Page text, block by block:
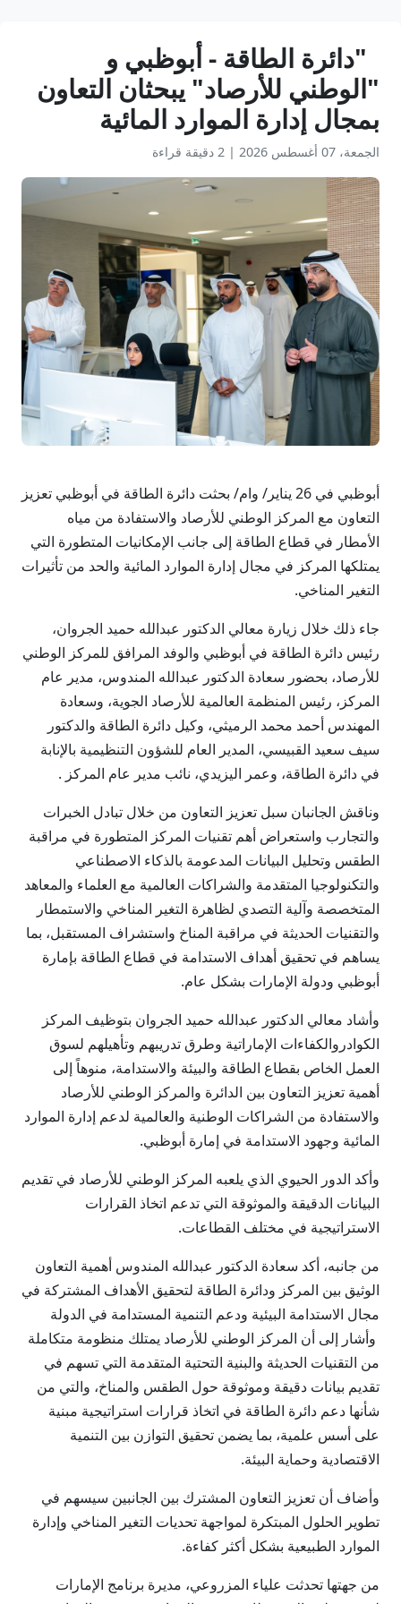
"دائرة الطاقة - أبوظبي و
"الوطني للأرصاد" يبحثان التعاون
بمجال إدارة الموارد المائية
الجمعة، 07 أغسطس 2026 | 2 دقيقة قراءة
أبوظبي في 26 يناير/ وام/ بحثت دائرة الطاقة في أبوظبي تعزيز
التعاون مع المركز الوطني للأرصاد والاستفادة من مياه
الأمطار في قطاع الطاقة إلى جانب الإمكانيات المتطورة التي
يمتلكها المركز في مجال إدارة الموارد المائية والحد من تأثيرات
التغير المناخي.
جاء ذلك خلال زيارة معالي الدكتور عبدالله حميد الجروان،
رئيس دائرة الطاقة في أبوظبي والوفد المرافق للمركز الوطني
للأرصاد، بحضور سعادة الدكتور عبدالله المندوس، مدير عام
المركز، رئيس المنظمة العالمية للأرصاد الجوية، وسعادة
المهندس أحمد محمد الرميثي، وكيل دائرة الطاقة والدكتور
سيف سعيد القبيسي، المدير العام للشؤون التنظيمية بالإنابة
في دائرة الطاقة، وعمر اليزيدي، نائب مدير عام المركز .
وناقش الجانبان سبل تعزيز التعاون من خلال تبادل الخبرات
والتجارب واستعراض أهم تقنيات المركز المتطورة في مراقبة
الطقس وتحليل البيانات المدعومة بالذكاء الاصطناعي
والتكنولوجيا المتقدمة والشراكات العالمية مع العلماء والمعاهد
المتخصصة وآلية التصدي لظاهرة التغير المناخي والاستمطار
والتقنيات الحديثة في مراقبة المناخ واستشراف المستقبل، بما
يساهم في تحقيق أهداف الاستدامة في قطاع الطاقة بإمارة
أبوظبي ودولة الإمارات بشكل عام.
وأشاد معالي الدكتور عبدالله حميد الجروان بتوظيف المركز
الكوادروالكفاءات الإماراتية وطرق تدريبهم وتأهيلهم لسوق
العمل الخاص بقطاع الطاقة والبيئة والاستدامة، منوهاً إلى
أهمية تعزيز التعاون بين الدائرة والمركز الوطني للأرصاد
والاستفادة من الشراكات الوطنية والعالمية لدعم إدارة الموارد
المائية وجهود الاستدامة في إمارة أبوظبي.
وأكد الدور الحيوي الذي يلعبه المركز الوطني للأرصاد في تقديم
البيانات الدقيقة والموثوقة التي تدعم اتخاذ القرارات
الاستراتيجية في مختلف القطاعات.
من جانبه، أكد سعادة الدكتور عبدالله المندوس أهمية التعاون
الوثيق بين المركز ودائرة الطاقة لتحقيق الأهداف المشتركة في
مجال الاستدامة البيئية ودعم التنمية المستدامة في الدولة
وأشار إلى أن المركز الوطني للأرصاد يمتلك منظومة متكاملة
من التقنيات الحديثة والبنية التحتية المتقدمة التي تسهم في
تقديم بيانات دقيقة وموثوقة حول الطقس والمناخ، والتي من
شأنها دعم دائرة الطاقة في اتخاذ قرارات استراتيجية مبنية
على أسس علمية، بما يضمن تحقيق التوازن بين التنمية
الاقتصادية وحماية البيئة.
وأضاف أن تعزيز التعاون المشترك بين الجانبين سيسهم في
تطوير الحلول المبتكرة لمواجهة تحديات التغير المناخي وإدارة
الموارد الطبيعية بشكل أكثر كفاءة.
من جهتها تحدثت علياء المزروعي، مديرة برنامج الإمارات